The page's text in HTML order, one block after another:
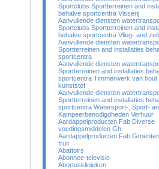
Sportclubs Sportterreinen and
behalve sportcentra Visserij
Aanvullende diensten
Sportclubs Sportterreinen and
behalve sportcentra Vlieg- and
Aanvullende diensten
Sportterreinen and installaties
sportcentra
Aanvullende diensten
Sportterreinen and installaties
sportcentra Timmerwerk van hout
kunststof
Aanvullende diensten
Sportterreinen and installaties
sportcentra Watersport-, Sport-
Kampeerbenodigdheden Verhuur
Aardappelproducten Fab Diverse
voedingsmiddelen Gh
Aardappelproducten Fab
fruit
Abattoirs
Abonnee-televisie
Abortusklinieken